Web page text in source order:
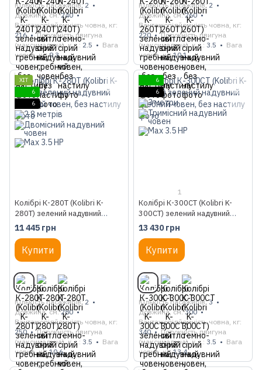
Кількість пасажирів 2
Довжина, см 240
Вантажопідйомність човна, кг
216
Потужність двигуна
(максимальна), к.с. 2.5
Вага
човна, кг 9.3
Кількість пасажирів 2
Довжина, см 260
Вантажопідйомність човна, кг
220
Потужність двигуна
(максимальна), к.с. 3.5
Вага
човна, кг 10.1
ХІТ
6
6
Колібрі К-280Т (Kolibri K-
280T) зелений надувний
гребний човен, без настилу
11 445 грн
Купити
Кількість пасажирів 2
Довжина, см 280
Вантажопідйомність човна, кг
250
Потужність двигуна
(максимальна), к.с. 3.5
Вага
човна, кг 10.6
6
6
1
Колібрі К-300СТ (Kolibri K-
300CT) зелений надувний
гребний човен, без настилу
13 430 грн
Купити
Кількість пасажирів 3
Довжина, см 300
Вантажопідйомність човна, кг
340
Потужність двигуна
(максимальна), к.с. 3.5
Вага
човна, кг 13.4